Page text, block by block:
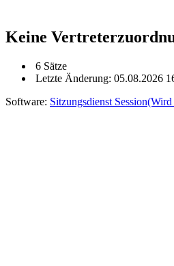
Keine
6 Sätze
Letzte Änderung: 05.08.2026
Software: Sitzungsdienst Session(Wird